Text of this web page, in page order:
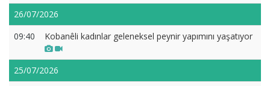
26/07/2026
09:40
Kobanêli kadınlar geleneksel peynir yapımını yaşatıyor
25/07/2026